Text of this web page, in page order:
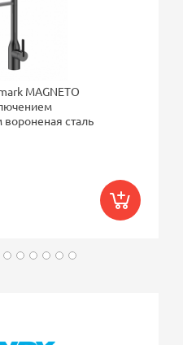
MAGNETO
сталь